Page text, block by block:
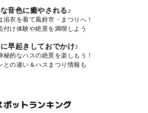
音色に癒やされる♪
浴衣を着て風鈴市・まつりへ！
付け体験や絶景を満喫しよう
早起きしておでかけ♪
秘的なハスの絶景を楽しもう！
との違い＆ハスまつり情報も
ットランキング